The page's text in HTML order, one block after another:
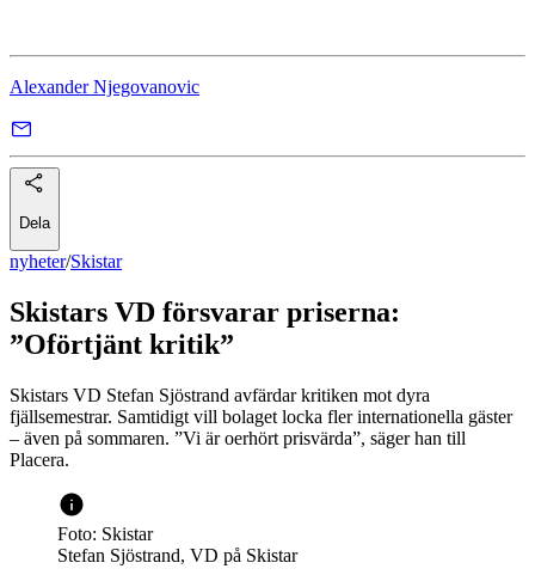
Alexander Njegovanovic
Dela
nyheter/Skistar
Skistars VD försvarar priserna:
”Oförtjänt kritik”
Skistars VD Stefan Sjöstrand avfärdar kritiken mot dyra
fjällsemestrar. Samtidigt vill bolaget locka fler internationella gäster
– även på sommaren. ”Vi är oerhört prisvärda”, säger han till
Placera.
Foto: Skistar
Stefan Sjöstrand, VD på Skistar